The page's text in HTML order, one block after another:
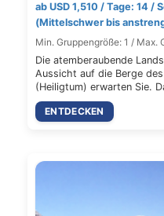
ab USD 1,510 / Tage: 14 /
(Mittelschwer bis
Min. Gruppengröße: 1 / Max.
Die atemberaubende
Aussicht auf die Berge
(Heiligtum) erwarten Sie.
ENTDECKEN